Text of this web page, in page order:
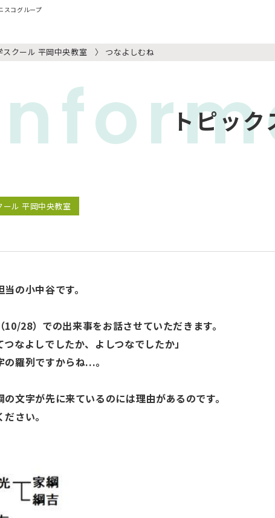
スコグループ
スクール 平岡中央教室 つなよしむね
トピック
ール 平岡中央教室
の小中谷です。
10/28）での出来事をお話させていただきます。
なよしでしたか、よしつなでしたか」
羅列ですからね...。
文字が先に来ているのには理由があるのです。
さい。